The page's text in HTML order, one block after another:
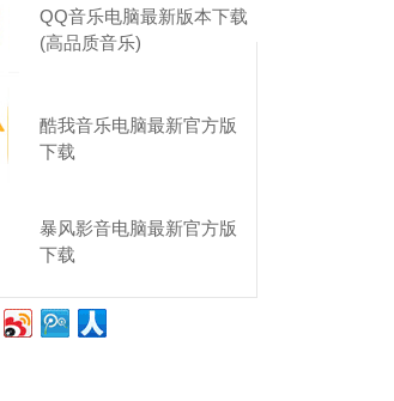
QQ音乐电脑最新版本下载
(高品质音乐)
酷我音乐电脑最新官方版
下载
暴风影音电脑最新官方版
下载